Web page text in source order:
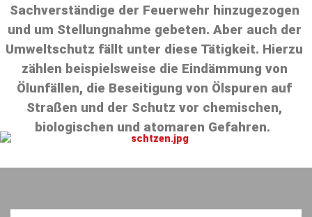
Sachverständige der Feuerwehr hinzugezogen
und um Stellungnahme gebeten. Aber auch der
Umweltschutz fällt unter diese Tätigkeit. Hierzu
zählen beispielsweise die Eindämmung von
Ölunfällen, die Beseitigung von Ölspuren auf
Straßen und der Schutz vor chemischen,
biologischen und atomaren Gefahren.